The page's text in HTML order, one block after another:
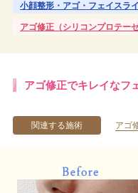
小顔整形・アゴ・フェイスラ
アゴ修正（シリコンプロテーゼ
アゴ修正でキレイなフ
関連する施術 アゴ